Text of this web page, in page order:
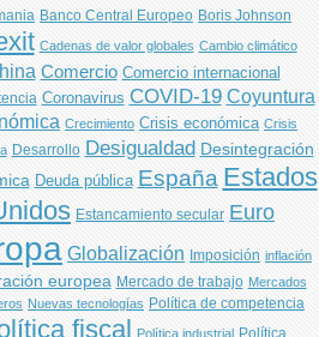
Banco Central Europeo Boris Johnson
Cadenas de valor globales Cambio climático
Comercio Comercio internacional
Coronavirus COVID-19 Coyuntura
Crecimiento Crisis económica Crisis
Desarrollo Desigualdad Desintegración
Deuda pública España Estados
Estancamiento secular Euro
Globalización Imposición inflación
europea Mercado de trabajo Mercados
Nuevas tecnologías Política de competencia
fiscal Política industrial Política